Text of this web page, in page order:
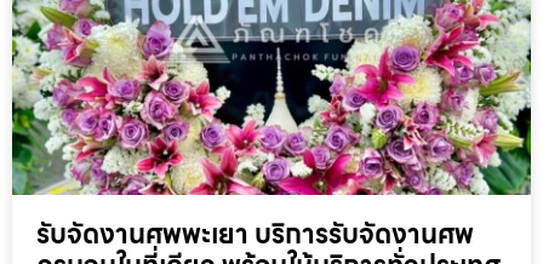
รับจัดงานศพพะเยา บริการรับจัดงานศพ